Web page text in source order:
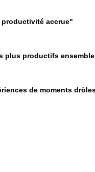
productivité accrue"
plus productifs
de moments